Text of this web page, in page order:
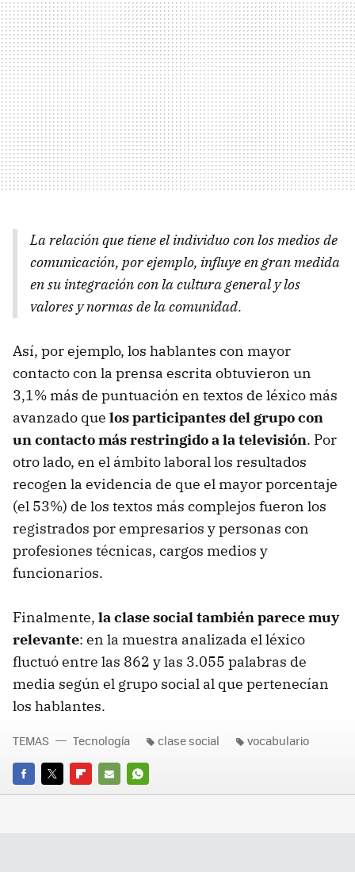
La relación que tiene el individuo con los medios de
comunicación, por ejemplo, influye en gran medida
en su integración con la cultura general y los
valores y normas de la comunidad.
Así, por ejemplo, los hablantes con mayor
contacto con la prensa escrita obtuvieron un
3,1% más de puntuación en textos de léxico más
avanzado que los participantes del grupo con
un contacto más restringido a la televisión. Por
otro lado, en el ámbito laboral los resultados
recogen la evidencia de que el mayor porcentaje
(el 53%) de los textos más complejos fueron los
registrados por empresarios y personas con
profesiones técnicas, cargos medios y
funcionarios.
Finalmente, la clase social también parece muy
relevante: en la muestra analizada el léxico
fluctuó entre las 862 y las 3.055 palabras de
media según el grupo social al que pertenecían
los hablantes.
FACEBOOK
TWITTERFLIPBOARD
E-
WHATSAPP
TEMAS Tecnología clase social vocabulario